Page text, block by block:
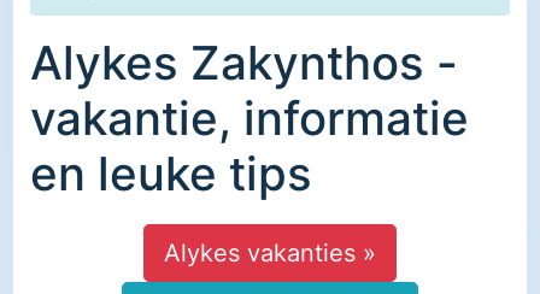
Alykes Zakynthos -
vakantie, informatie
en leuke tips
Alykes vakanties »